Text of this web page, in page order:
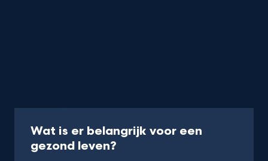
Wat is er belangrijk voor een
gezond leven?